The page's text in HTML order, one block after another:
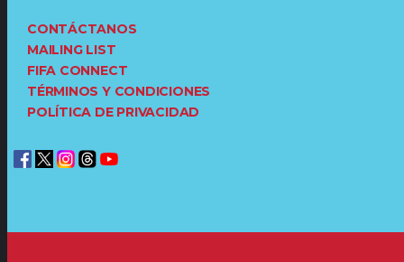
CONTÁCTANOS
MAILING LIST
FIFA CONNECT
TÉRMINOS Y CONDICIONES
POLÍTICA DE PRIVACIDAD